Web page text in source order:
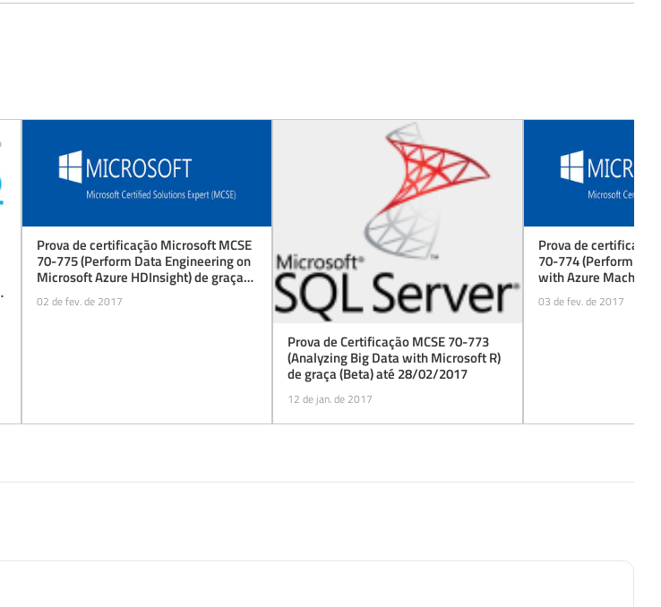
Prova de certificação Microsoft MCSE
70-775 (Perform Data Engineering on
Microsoft Azure HDInsight) de graça
(beta) até 31/03/2017
02 de fev. de 2017
Prova de Certificação MCSE 70-773
(Analyzing Big Data with Microsoft R)
de graça (Beta) até 28/02/2017
12 de jan. de 2017
Prova de
70-774 (Perform
with Azure Machine
graça (beta) até 31/
03 de fev. de 2017